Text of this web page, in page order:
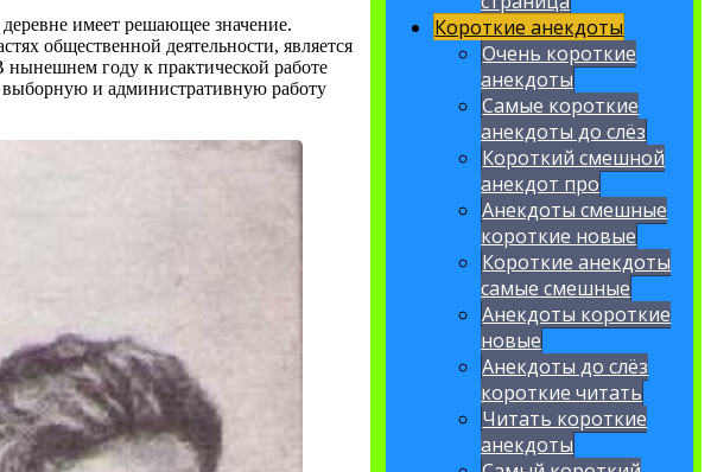
имеет решающее значение.
общественной деятельности, является
нынешнем году к практической работе
выборную и административную работу
Короткие анекдоты
Очень короткие
анекдоты
Самые короткие
анекдоты до слёз
Короткий смешной
анекдот про
Анекдоты смешные
короткие новые
Короткие анекдоты
самые смешные
Анекдоты короткие
новые
Анекдоты до слёз
короткие читать
Читать короткие
анекдоты